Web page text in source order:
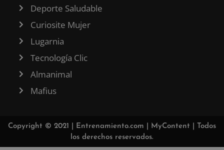
Deporte Saludable
Curiosite Mujer
Lugarnia
Tecnología Clic
Almanimal
Mafius
Copyright © 2021 | Entrenamiento.com MyContent | Todos
los derechos reservados.